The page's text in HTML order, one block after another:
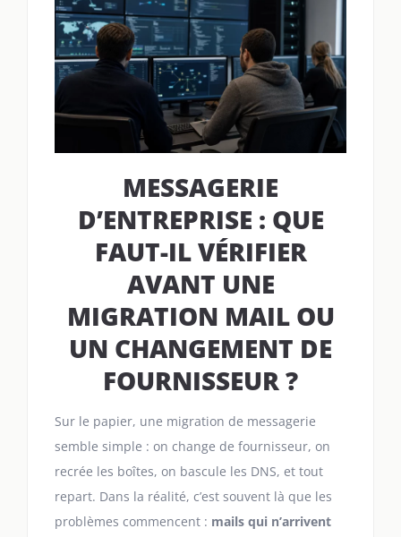
MESSAGERIE
D’ENTREPRISE : QUE
FAUT-IL VÉRIFIER
AVANT UNE
MIGRATION MAIL OU
UN CHANGEMENT DE
FOURNISSEUR ?
Sur le papier, une migration de messagerie
semble simple : on change de fournisseur, on
recrée les boîtes, on bascule les DNS, et tout
repart. Dans la réalité, c’est souvent là que les
problèmes commencent : mails qui n’arrivent